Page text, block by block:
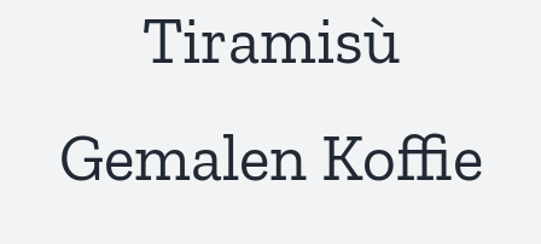
Tiramisù
Gemalen Koffie